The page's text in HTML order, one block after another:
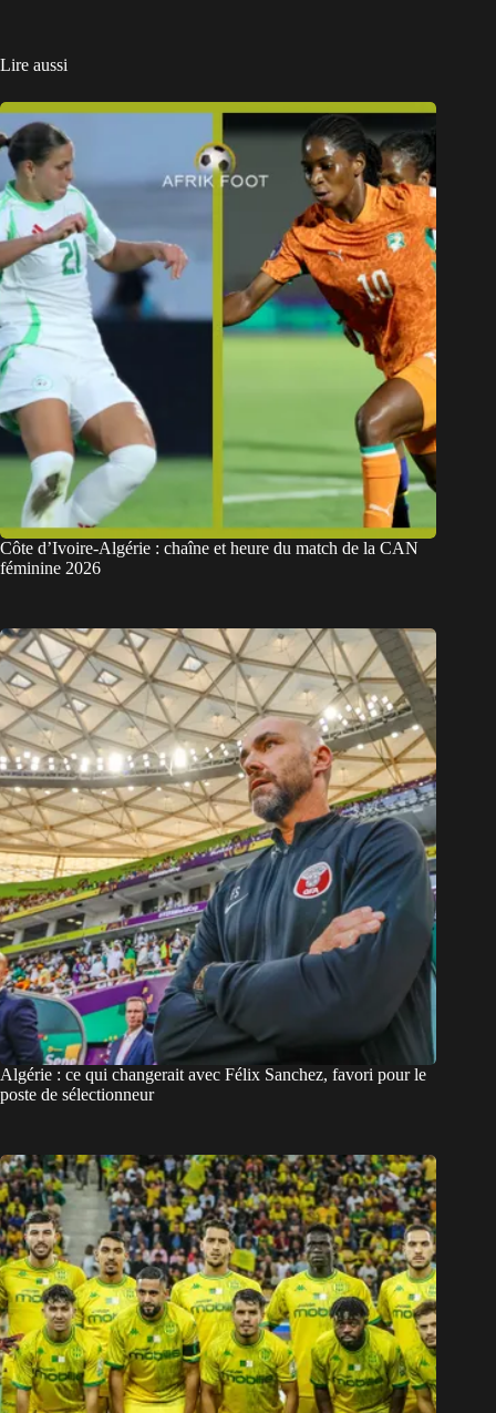
Lire aussi
Côte d’Ivoire-Algérie : chaîne et heure du match de la CAN
féminine 2026
Algérie : ce qui changerait avec Félix Sanchez, favori pour le
poste de sélectionneur